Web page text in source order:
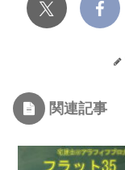
関連記事